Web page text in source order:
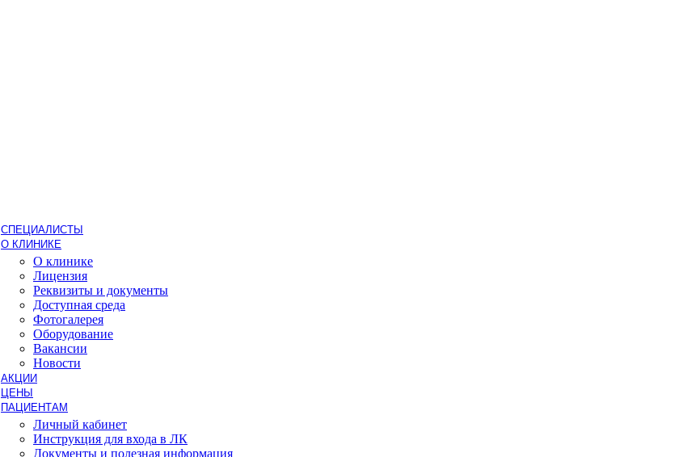
СПЕЦИАЛИСТЫ
О КЛИНИКЕ
О клинике
Лицензия
Реквизиты и документы
Доступная среда
Фотогалерея
Оборудование
Вакансии
Новости
АКЦИИ
ЦЕНЫ
ПАЦИЕНТАМ
Личный кабинет
Инструкция для входа в ЛК
Документы и полезная информация